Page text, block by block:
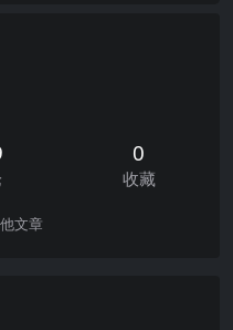
0
收藏
文章